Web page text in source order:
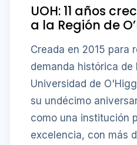
UOH: 11 años
a la Región de
Creada en 2015 para
demanda histórica de
Universidad de
su undécimo
como una institución
excelencia, con más